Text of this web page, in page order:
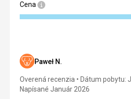
Cena
Paweł N.
Overená recenzia
Dátum pobytu:
Napísané Január 2026